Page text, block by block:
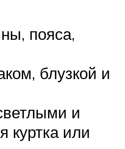
пояса,
блузкой и
и
куртка или